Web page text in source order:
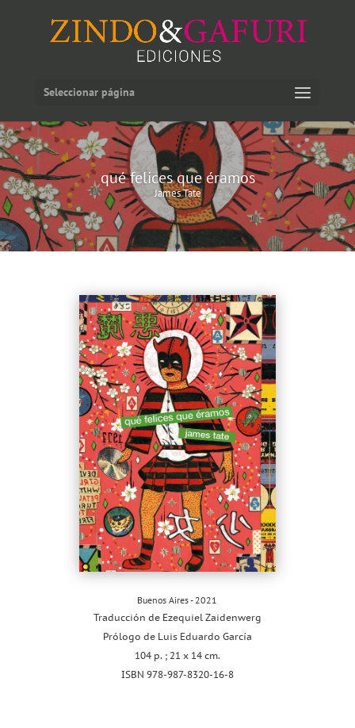
Seleccionar página
qué felices que éramos
James Tate
Buenos Aires - 2021
Traducción de Ezequiel Zaidenwerg
Prólogo de Luis Eduardo García
104 p. ; 21 x 14 cm.
ISBN 978-987-8320-16-8